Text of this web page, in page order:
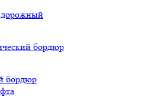
бордюр
бордюр